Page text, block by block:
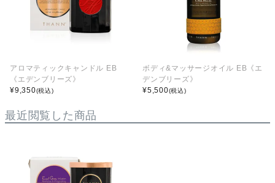
アロマティックキャンドル EB
《エデンブリーズ》
¥9,350(税込)
ボディ&マッサージオイル EB《エ
デンブリーズ》
¥5,500(税込)
最近閲覧した商品